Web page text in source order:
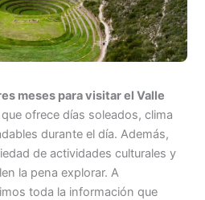
meses para visitar el Valle
que ofrece días soleados, clima
durante el día. Además,
de actividades culturales y
la pena explorar. A
toda la información que